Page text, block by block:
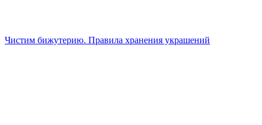
Чистим бижутерию. Правила хранения украшений